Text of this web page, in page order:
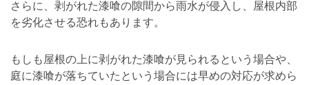
さらに、剥がれた漆喰の隙間から雨水が侵入し、屋根内部
を劣化させる恐れもあります。
もしも屋根の上に剥がれた漆喰が見られるという場合や、
庭に漆喰が落ちていたという場合には早めの対応が求めら